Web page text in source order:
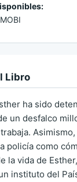
Libro
ha sido
un desfalco
policía como
la vida de
instituto del